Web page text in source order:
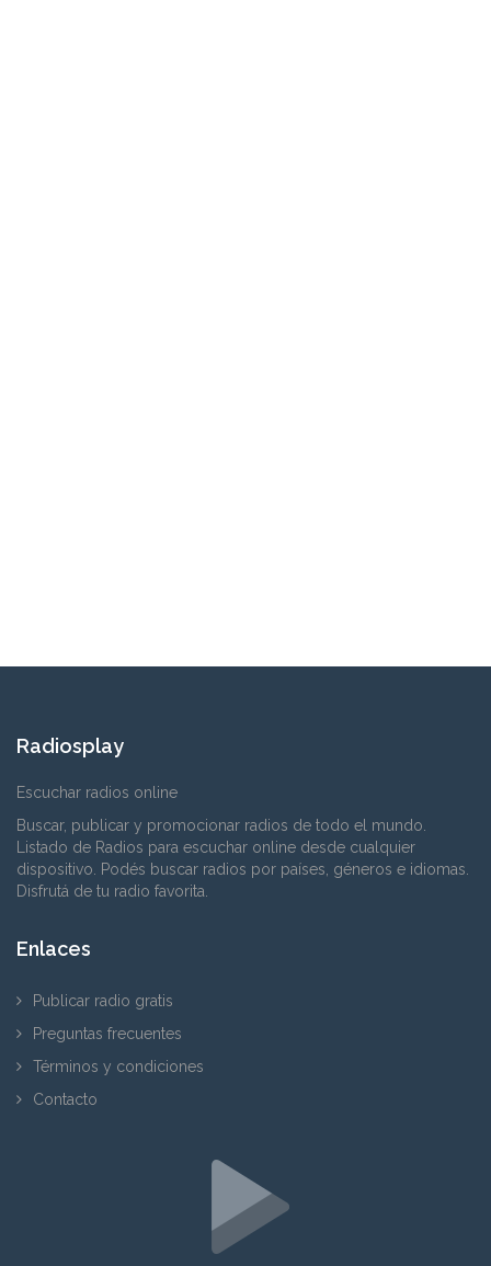
Radiosplay
Escuchar radios online
Buscar, publicar y promocionar radios de todo el mundo.
Listado de Radios para escuchar online desde cualquier
dispositivo. Podés buscar radios por países, géneros e idiomas.
Disfrutá de tu radio favorita.
Enlaces
Publicar radio gratis
Preguntas frecuentes
Términos y condiciones
Contacto